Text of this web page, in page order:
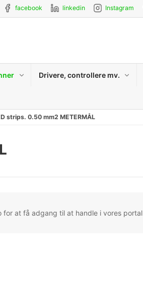
facebook linkedin Instagram
Drivere, controllere mv.
strips. 0.50 mm2 METERMÅL
for at få adgang til at handle i vores portal